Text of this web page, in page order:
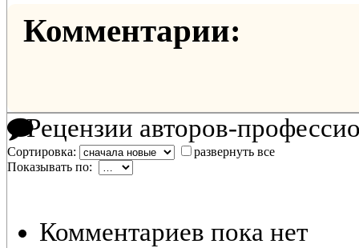
Комментарии:
Рецензии авторов-
Сортировка:
развернуть все
Показывать по:
Комментариев пока нет